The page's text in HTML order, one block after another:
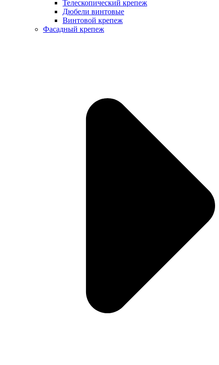
Телескопический крепеж
Дюбели винтовые
Винтовой крепеж
Фасадный крепеж